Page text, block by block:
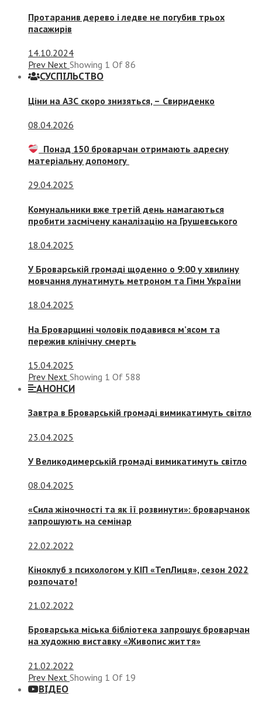
Протаранив дерево і ледве не погубив трьох
пасажирів
14.10.2024
Prev Next Showing 1 Of 86
СУСПIЛЬСТВО
Ціни на АЗС скоро знизяться, – Свириденко
08.04.2026
Понад 150 броварчан отримають адресну
матеріальну допомогу
29.04.2025
Комунальники вже третій день намагаються
пробити засмічену каналізацію на Грушевського
18.04.2025
У Броварській громаді щоденно о 9:00 у хвилину
мовчання лунатимуть метроном та Гімн України
18.04.2025
На Броварщині чоловік подавився м’ясом та
пережив клінічну смерть
15.04.2025
Prev Next Showing 1 Of 588
АНОНСИ
Завтра в Броварській громаді вимикатимуть світло
23.04.2025
У Великодимерській громаді вимикатимуть світло
08.04.2025
«Сила жіночності та як її розвинути»: броварчанок
запрошують на семінар
22.02.2022
Кіноклуб з психологом у КІП «ТепЛиця», сезон 2022
розпочато!
21.02.2022
Броварська міська бібліотека запрошує броварчан
на художню виставку «Живопис життя»
21.02.2022
Prev Next Showing 1 Of 19
ВІДЕО